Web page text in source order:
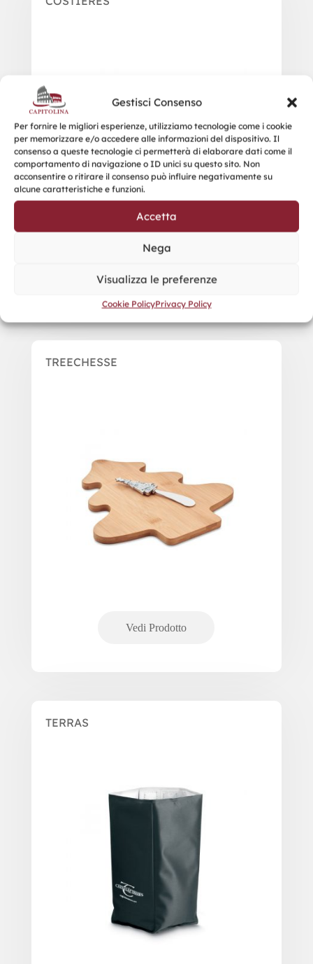
Gestisci Consenso
Per fornire le migliori esperienze, utilizziamo tecnologie come i cookie
per memorizzare e/o accedere alle informazioni del dispositivo. Il
consenso a queste tecnologie ci permetterà di elaborare dati come il
comportamento di navigazione o ID unici su questo sito. Non
acconsentire o ritirare il consenso può influire negativamente su
alcune caratteristiche e funzioni.
Accetta
Nega
Visualizza le preferenze
Cookie PolicyPrivacy Policy
TREECHESSE
TERRAS